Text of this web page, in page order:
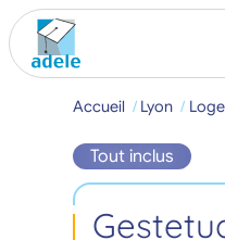
Accueil Lyon
Tout inclus